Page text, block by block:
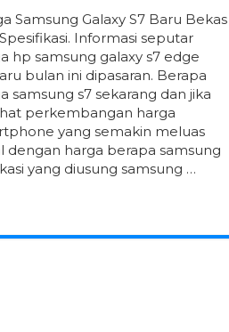
Samsung Galaxy S7 Baru Bekas
Informasi seputar
hp samsung galaxy s7 edge
bulan ini dipasaran. Berapa
samsung s7 sekarang dan jika
perkembangan harga
yang semakin meluas
dengan harga berapa samsung
yang diusung samsung …